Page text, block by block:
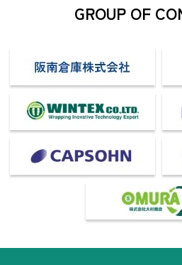
GROUP OF